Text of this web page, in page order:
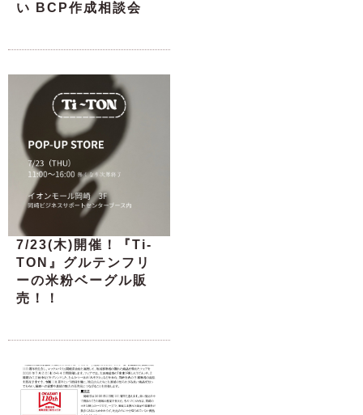
い BCP作成相談会
7/23(木)開催！『Ti-
TON』グルテンフリ
ーの米粉ベーグル販
売！！